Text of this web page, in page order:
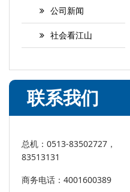
公司新闻
社会看江山
联系我们
总机：0513-83502727，
83513131
商务电话：4001600389